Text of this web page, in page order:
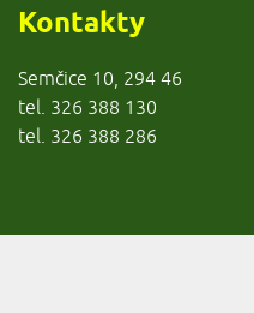
Kontakty
Semčice 10, 294 46
tel. 326 388 130
tel. 326 388 286